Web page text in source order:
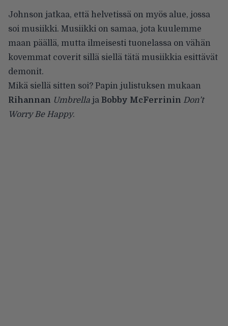
Johnson jatkaa, että helvetissä on myös alue, jossa
soi musiikki. Musiikki on samaa, jota kuulemme
maan päällä, mutta ilmeisesti tuonelassa on vähän
kovemmat coverit sillä siellä tätä musiikkia esittävät
demonit.
Mikä siellä sitten soi? Papin julistuksen mukaan
Rihannan Umbrella ja Bobby McFerrinin Don’t
Worry Be Happy.